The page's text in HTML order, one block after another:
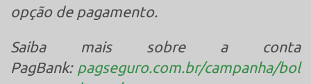
opção de pagamento.
Saiba mais sobre a conta
PagBank: pagseguro.com.br/campanha/bol